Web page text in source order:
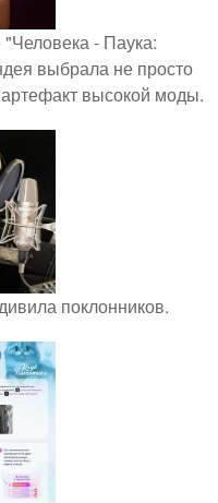
- Паука:
выбрала не просто
высокой моды.
поклонников.